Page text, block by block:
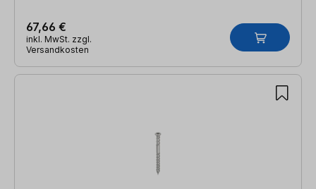
67,66 €
inkl. MwSt. zzgl.
Versandkosten